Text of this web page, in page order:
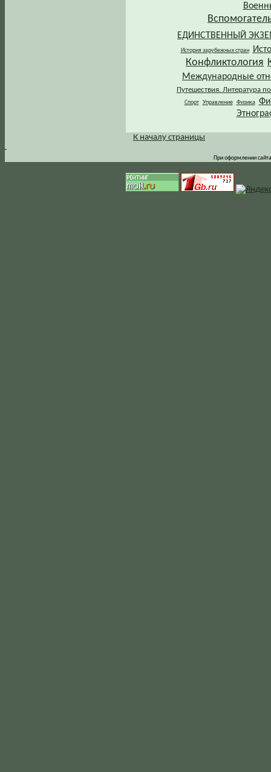
ЕДИНСТВЕННЫЙ
История зарубежных стран
Конфликтология
Международные
Путешествия. Литература
Спорт Управление Физика
.
К началу страницы
При оформлении